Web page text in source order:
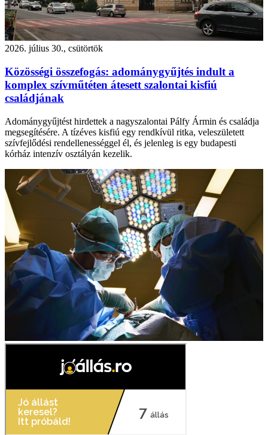
2026. július 30., csütörtök
Közösségi összefogás: adománygyűjtés indult a
komplex szívműtéten átesett szalontai kisfiú
családjának
Adománygyűjtést hirdettek a nagyszalontai Pálfy Ármin és családja
megsegítésére. A tízéves kisfiú egy rendkívül ritka, veleszületett
szívfejlődési rendellenességgel él, és jelenleg is egy budapesti
kórház intenzív osztályán kezelik.